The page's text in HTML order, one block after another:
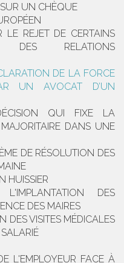
UN CHÈQUE
LE REJET DE CERTAINS
DES RELATIONS
DE LA FORCE
UN AVOCAT D’UN
QUI FIXE LA
DANS UNE
DE RÉSOLUTION DES
HUISSIER
L'IMPLANTATION DES
DES MAIRES
DES VISITES MÉDICALES
L'EMPLOYEUR FACE À